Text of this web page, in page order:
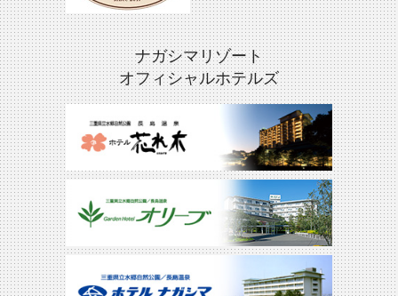
ナガシマリゾート
オフィシャルホテルズ